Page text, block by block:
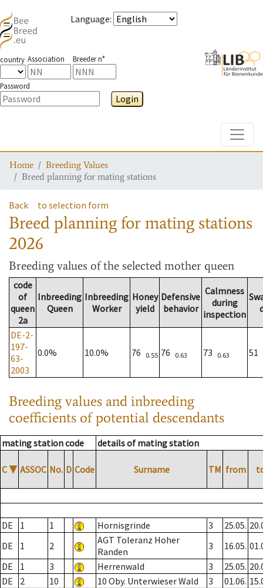
Language:
country Association Breeder n°
Password
Login
Home
Breeding Values
Breed planning for mating stations
Back to selection form
Breed planning for mating stations
2026
Breeding values of the selected mother queen
code
of
queen
2a
Inbreeding
Queen
Inbreeding
Worker
Honey
yield
Defensive
behavior
Calmness
during
inspection
DE-2-
197-
63-
2003
0.0% 10.0% 76 0.55 76 0.63 73 0.63 51
Breeding values and inbreeding
coefficients of potential descendants
mating station code details of mating station
C ▼ ASSOC No. D Code Surname TM from
DE 1 1 Hornisgrinde 3 25.05.
DE
1 2
AGT Toleranz Hoher
Randen
3 16.05.
DE
1 3 Herrenwald 3 25.05.
DE
2 10 10 Oby. Unterwieser Wald 3 01.06.